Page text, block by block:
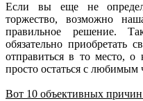
Если вы еще не
торжество, возможно
правильное решение.
обязательно приобретать
отправиться в то место,
просто остаться с
Вот 10 объективных